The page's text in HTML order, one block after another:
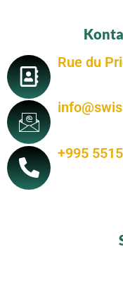
Rue du
+995